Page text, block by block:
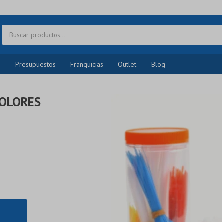
Presupuestos Franquicias Outlet Blog